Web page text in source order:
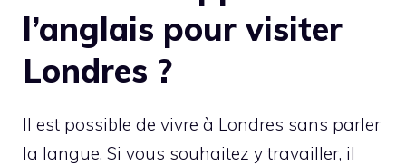
l’anglais pour visiter
Londres ?
Il est possible de vivre à Londres sans parler
la langue. Si vous souhaitez y travailler, il